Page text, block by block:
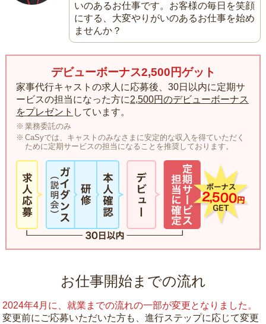
いのあるお仕事です。お客様の毎日を笑顔
にする、大変やりがいのあるお仕事を始め
ませんか？
デビューボーナス2,500円ゲット
家事代行キャストの求人に応募後、30日以内に定期サ
ービスの担当になった方に2,500円のデビューボーナス
をプレゼント しています。
業務委託のみ
CaSyでは、キャストのみなさまに安定的な収入を得ていただく
ために定期サービスの担当になることを推奨しております。
お仕事開始までの流れ
2024年4月に、就業までの流れの一部が変更となりました。
変更前にご応募いただいた方も、進行ステップに応じて変更